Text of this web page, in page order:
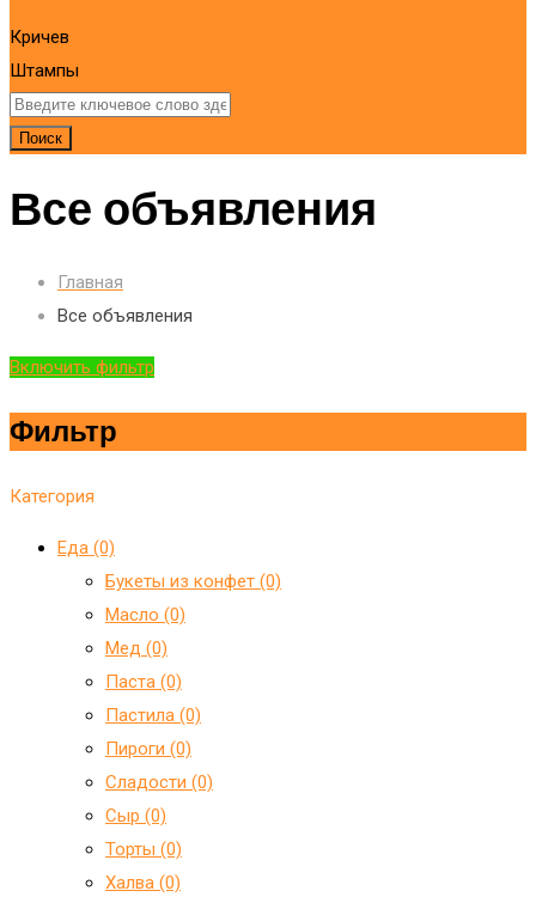
Кричев
Штампы
Поиск
Все объявления
Главная
Все объявления
Включить фильтр
Фильтр
Категория
Еда (0)
Букеты из конфет (0)
Масло (0)
Мед (0)
Паста (0)
Пастила (0)
Пироги (0)
Сладости (0)
Сыр (0)
Торты (0)
Халва (0)